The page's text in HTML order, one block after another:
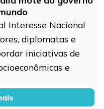
Interesse Nacional
diplomatas e
iniciativas de
e